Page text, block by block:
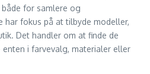
for samlere og
har fokus på at tilbyde modeller,
Det handler om at finde de
enten i farvevalg, materialer eller